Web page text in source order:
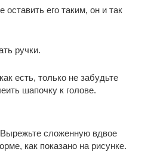
его таким, он и так
ручки.
есть, только не забудьте
шапочку к голове.
сложенную вдвое
как показано на рисунке.